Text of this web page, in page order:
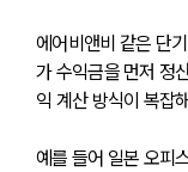
에어비앤비 같은 단
가 수익금을 먼저 정
익 계산 방식이 복잡
예를 들어 일본 오피